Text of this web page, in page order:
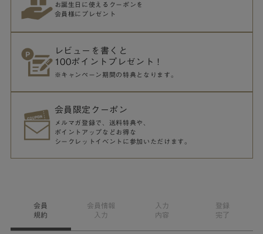
お誕生日に使えるクーポンを
会員様にプレゼント
レビューを書くと
100ポイントプレゼント！
※キャンペーン期間の特典となります。
会員限定クーポン
メルマガ登録で、送料特典や、
ポイントアップなどお得な
シークレットイベントに参加いただけます。
会員
規約
会員情報
入力
入力
内容
登録
完了